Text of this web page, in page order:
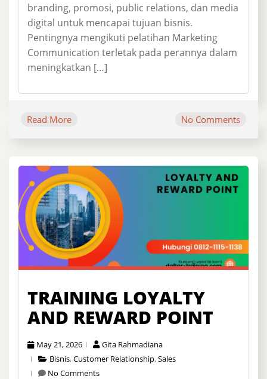
branding, promosi, public relations, dan media
digital untuk mencapai tujuan bisnis.
Pentingnya mengikuti pelatihan Marketing
Communication terletak pada perannya dalam
meningkatkan […]
Read More No Comments
TRAINING LOYALTY
AND REWARD POINT
May 21, 2026
Gita Rahmadiana
Bisnis,Customer Relationship,Sales
No Comments